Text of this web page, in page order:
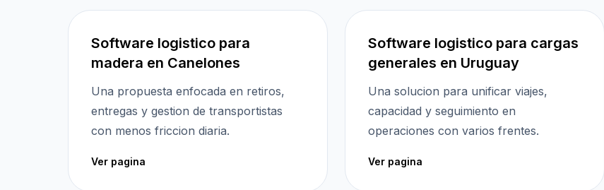
Software logistico para
madera en Canelones
Una propuesta enfocada en retiros,
entregas y gestion de transportistas
con menos friccion diaria.
Ver pagina
Software logistico para cargas
generales en Uruguay
Una solucion para unificar viajes,
capacidad y seguimiento en
operaciones con varios frentes.
Ver pagina